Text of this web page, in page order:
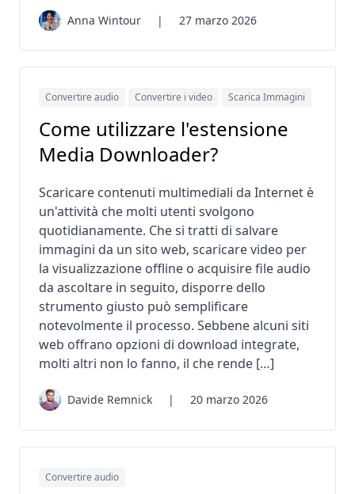
Anna Wintour | 27 marzo 2026
Convertire audio Convertire i video Scarica Immagini
Come utilizzare l'estensione
Media Downloader?
Scaricare contenuti multimediali da Internet è
un'attività che molti utenti svolgono
quotidianamente. Che si tratti di salvare
immagini da un sito web, scaricare video per
la visualizzazione offline o acquisire file audio
da ascoltare in seguito, disporre dello
strumento giusto può semplificare
notevolmente il processo. Sebbene alcuni siti
web offrano opzioni di download integrate,
molti altri non lo fanno, il che rende […]
Davide Remnick | 20 marzo 2026
Convertire audio